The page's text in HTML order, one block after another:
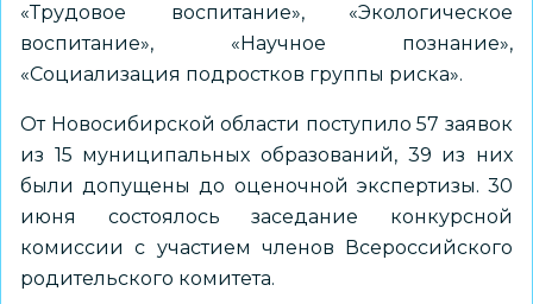
«Трудовое воспитание», «Экологическое
воспитание», «Научное познание»,
«Социализация подростков группы риска».
От Новосибирской области поступило 57 заявок
из 15 муниципальных образований, 39 из них
были допущены до оценочной экспертизы. 30
июня состоялось заседание конкурсной
комиссии с участием членов Всероссийского
родительского комитета.